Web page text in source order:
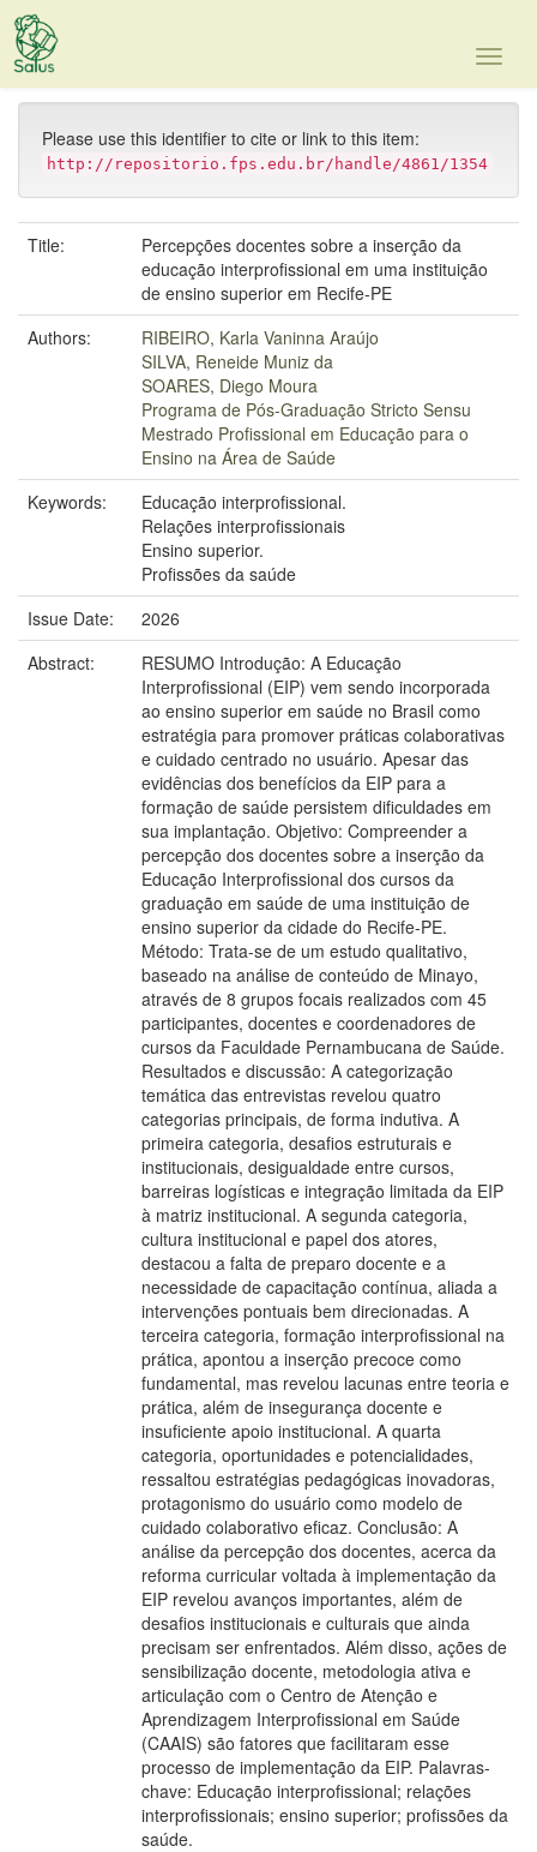
Skip
Please use this identifier to cite or link to this item:
http://repositorio.fps.edu.br/handle/4861/1354
Title:
Percepções docentes sobre a inserção da
educação interprofissional em uma instituição
de ensino superior em Recife-PE
Authors:
RIBEIRO, Karla Vaninna Araújo
SILVA, Reneide Muniz da
SOARES, Diego Moura
Programa de Pós-Graduação Stricto Sensu
Mestrado Profissional em Educação para o
Ensino na Área de Saúde
Keywords:
Educação interprofissional.
Relações interprofissionais
Ensino superior.
Profissões da saúde
Issue Date:
2026
Abstract:
RESUMO Introdução: A Educação
Interprofissional (EIP) vem sendo incorporada
ao ensino superior em saúde no Brasil como
estratégia para promover práticas colaborativas
e cuidado centrado no usuário. Apesar das
evidências dos benefícios da EIP para a
formação de saúde persistem dificuldades em
sua implantação. Objetivo: Compreender a
percepção dos docentes sobre a inserção da
Educação Interprofissional dos cursos da
graduação em saúde de uma instituição de
ensino superior da cidade do Recife-PE.
Método: Trata-se de um estudo qualitativo,
baseado na análise de conteúdo de Minayo,
através de 8 grupos focais realizados com 45
participantes, docentes e coordenadores de
cursos da Faculdade Pernambucana de Saúde.
Resultados e discussão: A categorização
temática das entrevistas revelou quatro
categorias principais, de forma indutiva. A
primeira categoria, desafios estruturais e
institucionais, desigualdade entre cursos,
barreiras logísticas e integração limitada da EIP
à matriz institucional. A segunda categoria,
cultura institucional e papel dos atores,
destacou a falta de preparo docente e a
necessidade de capacitação contínua, aliada a
intervenções pontuais bem direcionadas. A
terceira categoria, formação interprofissional na
prática, apontou a inserção precoce como
fundamental, mas revelou lacunas entre teoria e
prática, além de insegurança docente e
insuficiente apoio institucional. A quarta
categoria, oportunidades e potencialidades,
ressaltou estratégias pedagógicas inovadoras,
protagonismo do usuário como modelo de
cuidado colaborativo eficaz. Conclusão: A
análise da percepção dos docentes, acerca da
reforma curricular voltada à implementação da
EIP revelou avanços importantes, além de
desafios institucionais e culturais que ainda
precisam ser enfrentados. Além disso, ações de
sensibilização docente, metodologia ativa e
articulação com o Centro de Atenção e
Aprendizagem Interprofissional em Saúde
(CAAIS) são fatores que facilitaram esse
processo de implementação da EIP. Palavras-
chave: Educação interprofissional; relações
interprofissionais; ensino superior; profissões da
saúde.